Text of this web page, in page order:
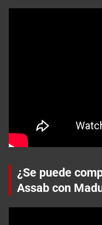
¿Se puede
Assab con